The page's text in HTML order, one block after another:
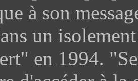
à son
un
en 1994.